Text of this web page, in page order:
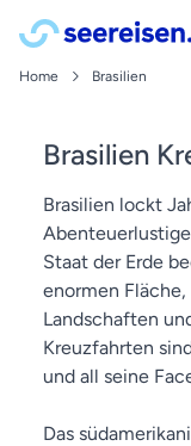
Home Brasilien
Brasilien
Brasilien lockt
Staat der Erde
enormen
Landschaften
Kreuzfahrten
und all seine
Das